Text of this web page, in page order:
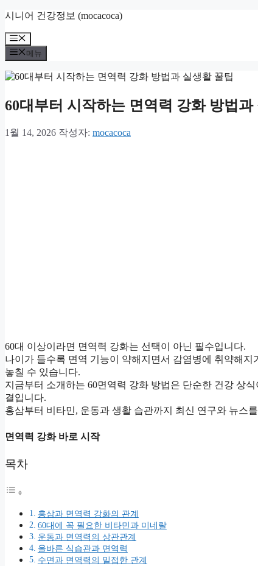
컨
츠
로
너
기
시니어 건강정보 (mocacoca)
메
뉴
메뉴
60대부터 시작하는 면역력 강화 방법과
1월 14, 2026 작성자: mocacoca
60대 이상이라면 면역력 강화는 선택이 아닌 필수입니다.
나이가 들수록 면역 기능이 약해지면서 감염병에 취약해
놓칠 수 있습니다.
지금부터 소개하는 60면역력 강화 방법은 단순한 건강 상
결입니다.
홍삼부터 비타민, 운동과 생활 습관까지 최신 연구와 뉴스
면역력 강화 바로 시작
목차
홍삼과 면역력 강화의 관계
60대에 꼭 필요한 비타민과 미네랄
운동과 면역력의 상관관계
올바른 식습관과 면역력
수면과 면역력의 밀접한 관계